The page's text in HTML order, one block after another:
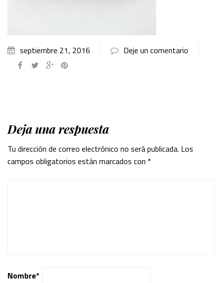
septiembre 21, 2016 Deje un comentario
Deja una respuesta
Tu dirección de correo electrónico no será publicada. Los
campos obligatorios están marcados con *
Nombre*